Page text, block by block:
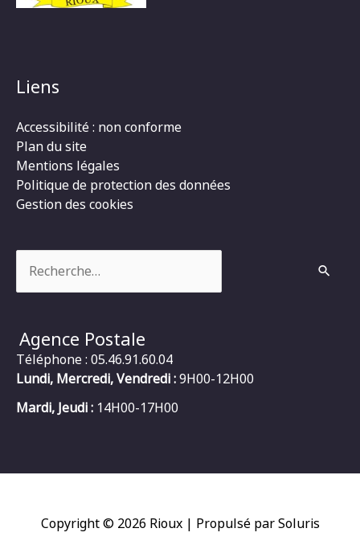
Liens
Accessibilité : non conforme
Plan du site
Mentions légales
Politique de protection des données
Gestion des cookies
Agence Postale
Téléphone : 05.46.91.60.04
Lundi, Mercredi, Vendredi :9H00-12H00
Mardi, Jeudi : 14H00-17H00
Copyright © 2026 Rioux| Propulsé par Soluris